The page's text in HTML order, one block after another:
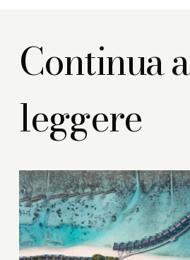
Continua a
leggere